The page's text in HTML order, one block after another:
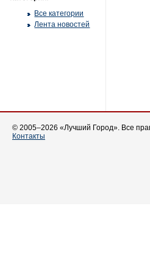
Все категории
Лента новостей
© 2005–2026 «Лучший Город». Все
Контакты